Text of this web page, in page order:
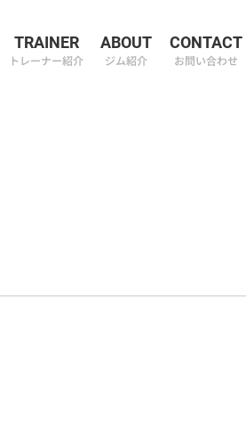
TRAINER
トレーナー紹介
ABOUT
ジム紹介
CONTACT
お問い合わせ